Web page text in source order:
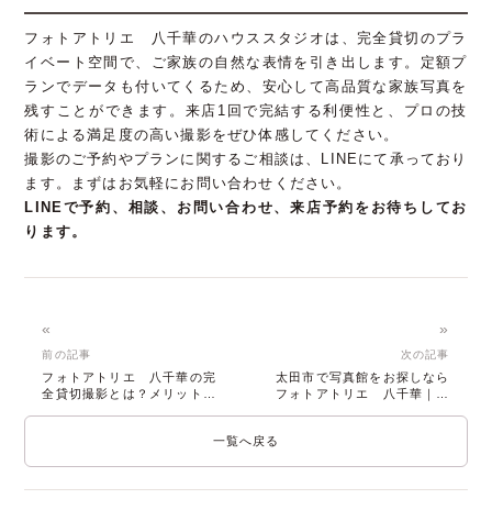
フォトアトリエ 八千華のハウススタジオは、完全貸切のプラ
イベート空間で、ご家族の自然な表情を引き出します。定額プ
ランでデータも付いてくるため、安心して高品質な家族写真を
残すことができます。来店1回で完結する利便性と、プロの技
術による満足度の高い撮影をぜひ体感してください。
撮影のご予約やプランに関するご相談は、LINEにて承っており
ます。まずはお気軽にお問い合わせください。
LINEで予約、相談、お問い合わせ、来店予約をお待ちしてお
ります。
«
前の記事
フォトアトリエ 八千華の完
全貸切撮影とは？メリットと
一覧へ戻る
»
次の記事
太田市で写真館をお探しなら
フォトアトリエ 八千華｜料